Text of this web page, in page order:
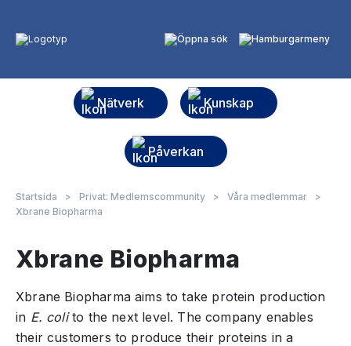
Nätverk Kunskap
Påverkan
Startsida > Privat: Medlemscommunity > Våra medlemmar
>
Xbrane Biopharma
Xbrane Biopharma
Xbrane Biopharma aims to take protein production
in E. colito the next level. The company enables
their customers to produce their proteins in a